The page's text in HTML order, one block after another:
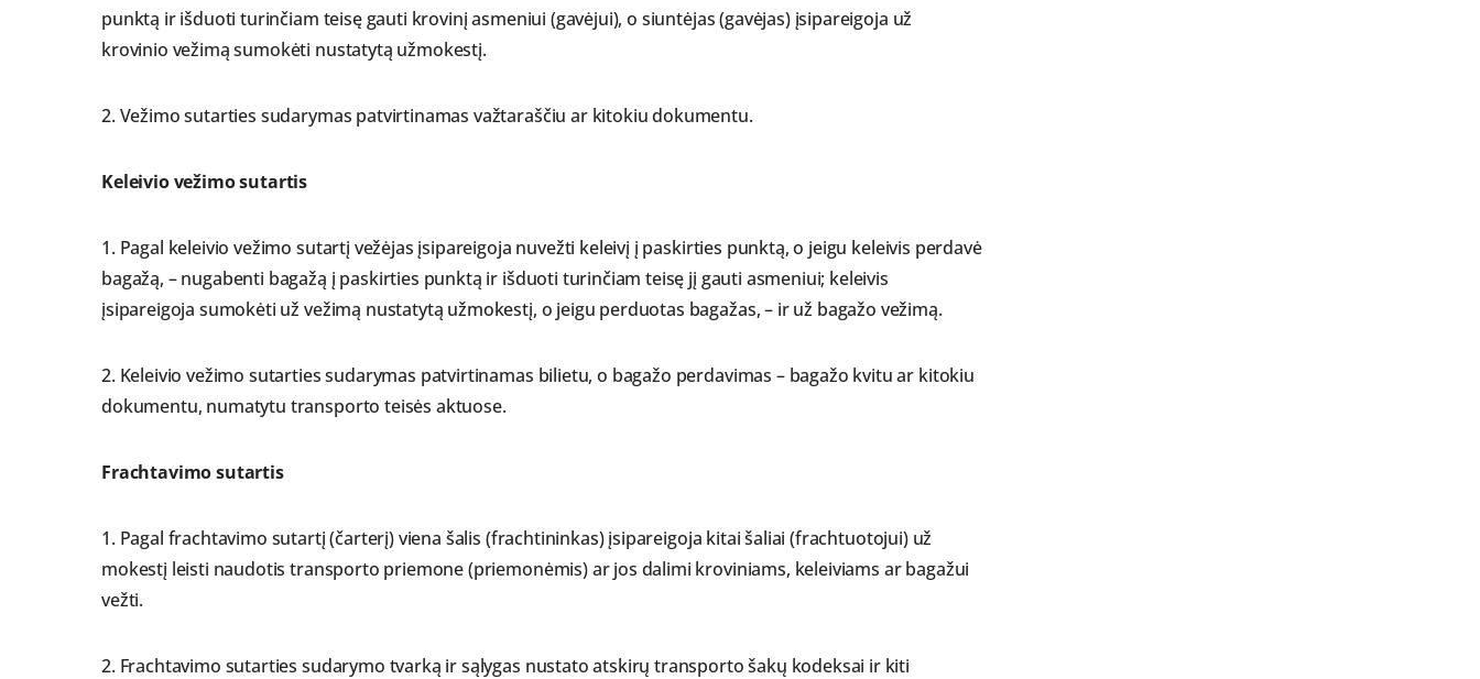
punktą ir išduoti turinčiam teisę gauti krovinį asmeniui (gavėjui), o siuntėjas (gavėjas) įsipareigoja už
krovinio vežimą sumokėti nustatytą užmokestį.
2. Vežimo sutarties sudarymas patvirtinamas važtaraščiu ar kitokiu dokumentu.
Keleivio vežimo sutartis
1. Pagal keleivio vežimo sutartį vežėjas įsipareigoja nuvežti keleivį į paskirties punktą, o jeigu keleivis perdavė
bagažą, – nugabenti bagažą į paskirties punktą ir išduoti turinčiam teisę jį gauti asmeniui; keleivis
įsipareigoja sumokėti už vežimą nustatytą užmokestį, o jeigu perduotas bagažas, – ir už bagažo vežimą.
2. Keleivio vežimo sutarties sudarymas patvirtinamas bilietu, o bagažo perdavimas – bagažo kvitu ar kitokiu
dokumentu, numatytu transporto teisės aktuose.
Frachtavimo sutartis
1. Pagal frachtavimo sutartį (čarterį) viena šalis (frachtininkas) įsipareigoja kitai šaliai (frachtuotojui) už
mokestį leisti naudotis transporto priemone (priemonėmis) ar jos dalimi kroviniams, keleiviams ar bagažui
vežti.
2. Frachtavimo sutarties sudarymo tvarką ir sąlygas nustato atskirų transporto šakų kodeksai ir kiti